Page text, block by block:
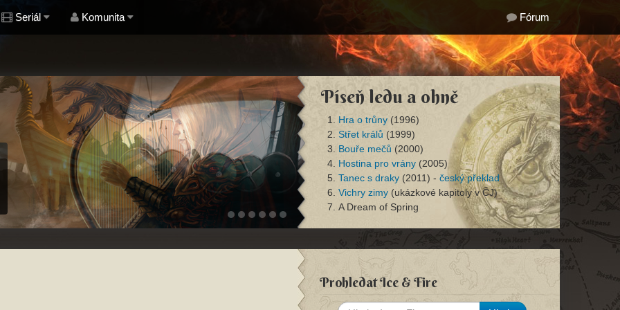
Seriál Komunita Fórum
Píseň ledu a ohně
Hra o trůny (1996)
Střet králů (1999)
Bouře mečů (2000)
Hostina pro vrány (2005)
Tanec s draky (2011) - český překlad
Vichry zimy (ukázkové kapitoly v ČJ)
A Dream of Spring
Prohledat Ice & Fire